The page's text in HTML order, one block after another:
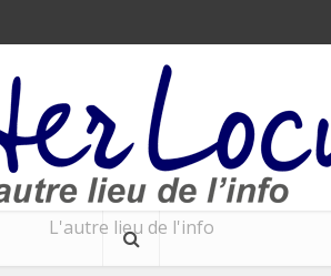
L'autre lieu de l'info